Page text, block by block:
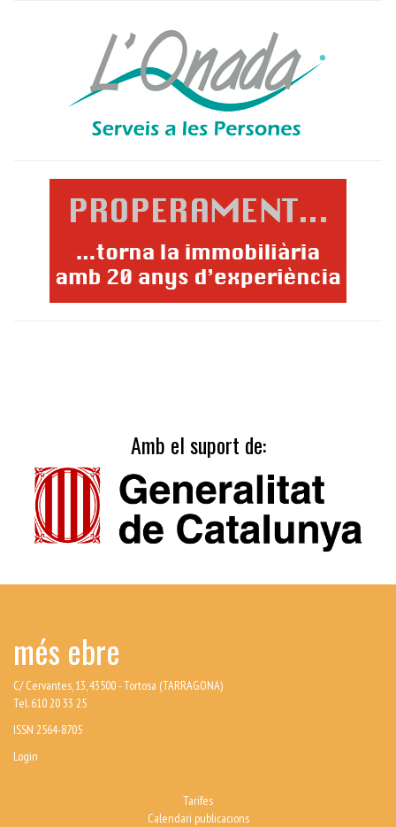
Amb el suport de:
més ebre
C/ Cervantes, 13, 43500 - Tortosa (TARRAGONA)
Tel. 610 20 33 25
ISSN 2564-8705
Login
Tarifes
Calendari publicacions